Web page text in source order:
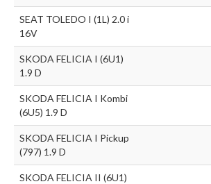
SEAT TOLEDO I (1L) 2.0 i
16V
SKODA FELICIA I (6U1)
1.9 D
SKODA FELICIA I Kombi
(6U5) 1.9 D
SKODA FELICIA I Pickup
(797) 1.9 D
SKODA FELICIA II (6U1)